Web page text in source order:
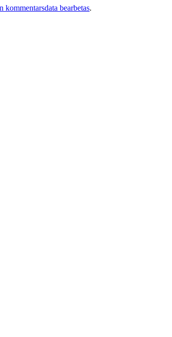
kommentarsdata bearbetas.